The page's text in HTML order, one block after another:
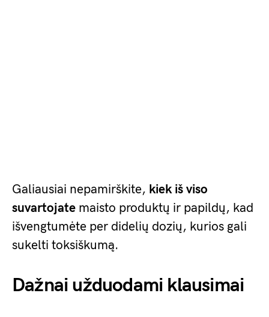
Galiausiai nepamirškite, kiek iš viso
suvartojate maisto produktų ir papildų, kad
išvengtumėte per didelių dozių, kurios gali
sukelti toksiškumą.
Dažnai užduodami klausimai